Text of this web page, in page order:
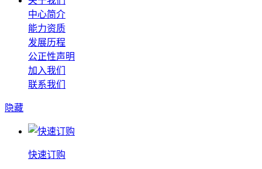
中心简介
能力资质
发展历程
公正性声明
加入我们
联系我们
隐藏
快速订购